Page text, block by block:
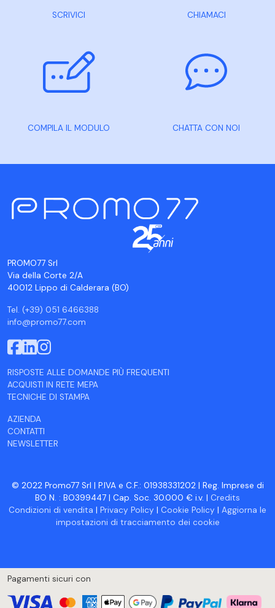
SCRIVICI CHIAMACI
COMPILA IL MODULO CHATTA CON NOI
PROMO77 Srl
Via della Corte 2/A
40012 Lippo di Calderara (BO)
Tel. (+39) 051 6466388
info@promo77.com
RISPOSTE ALLE DOMANDE PIÙ FREQUENTI
ACQUISTI IN RETE MEPA
TECNICHE DI STAMPA
AZIENDA
CONTATTI
NEWSLETTER
© 2022 Promo77 Srl | P.IVA e C.F.: 01938331202 | Reg. Imprese di
BO N. : BO399447 | Cap. Soc. 30.000 € i.v. | Credits
Condizioni di vendita | Privacy Policy | Cookie Policy | Aggiorna le
impostazioni di tracciamento dei cookie
Pagamenti sicuri con